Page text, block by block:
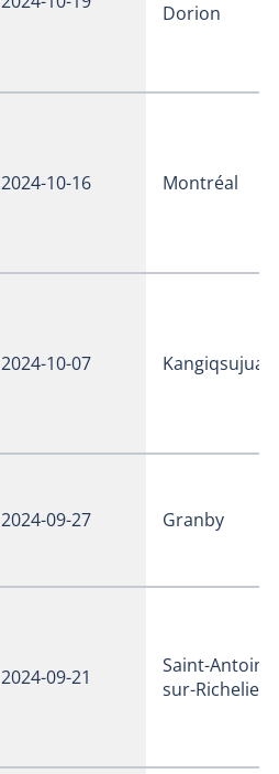
Dorion
2024-10-16 Montréal
2024-10-07 Kangiqsujuaq
2024-09-27 Granby
2024-09-21
Saint-
sur-Richelieu